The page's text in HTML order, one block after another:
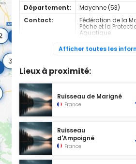
Département:
Mayenne (53)
Contact:
Fédération de la
Pêche et la
Aquatique
Espèces de
poissons:
Carnassier, carpe,
Cours d'eau de 2nd catégorie
Afficher toutes les
Lieux à proximité:
Ruisseau de Marigné
France
Ruisseau
d'Ampoigné
France